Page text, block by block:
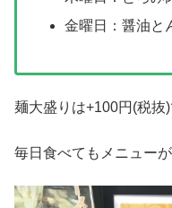
金曜日：醤油と
麺大盛りは+100円(税抜)
毎日食べてもメニュー